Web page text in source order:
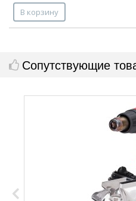
В корзину
Сопутствующие